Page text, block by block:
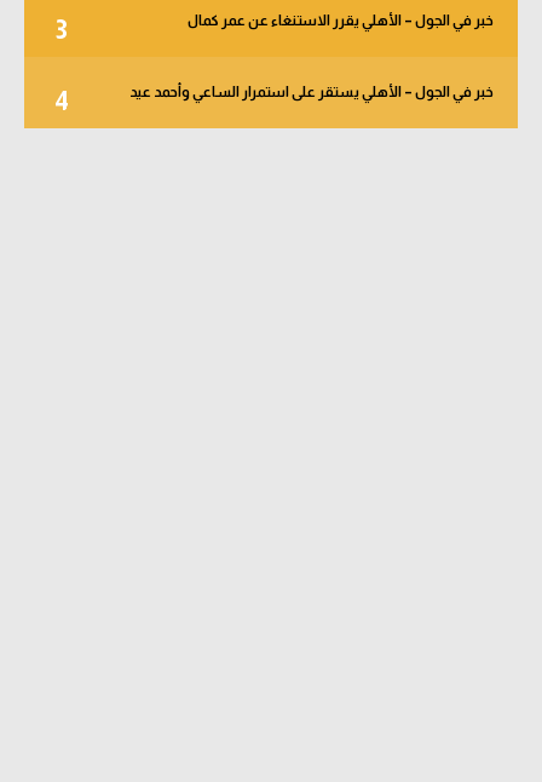
3 خبر في الجول – الأهلي يقرر الاستنغاء عن عمر كمال
4 خبر في الجول – الأهلي يستقر على استمرار الساعي وأحمد عيد